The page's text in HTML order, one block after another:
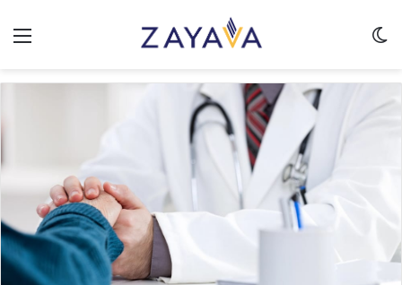
Меню